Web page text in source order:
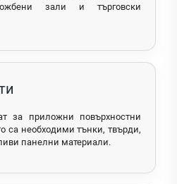
зали и търговски
за приложни повърхностни
са необходими тънки, твърди,
панелни материали.